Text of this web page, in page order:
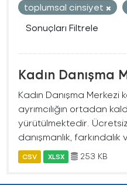
toplumsal cinsiyet
Sonuçları Filtrele
Kadın Danışma
Kadın Danışma
ayrımcılığın ortadan
yürütülmektedir.
danışmanlık, farkındalık
CSV XLSX 253 KB